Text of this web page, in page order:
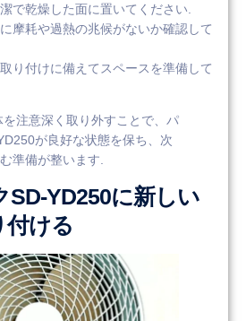
で乾燥した面に置いてください.
摩耗や過熱の兆候がないか確認して
り付けに備えてスペースを準備して
を注意深く取り外すことで、パ
が良好な状態を保ち、次
準備が整います.
SD-YD250に新しい
付ける